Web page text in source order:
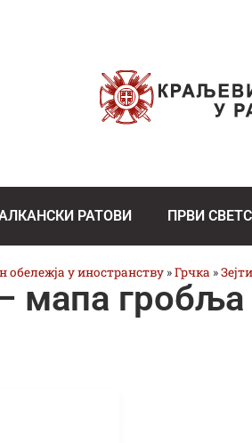
РАТОВИ ПРВИ
обележја у иностранству »Грчка »
мапа гробља